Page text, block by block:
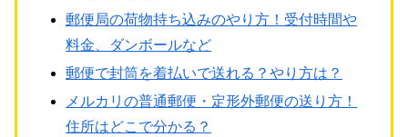
郵便局の荷物持ち込みのやり方！受付時間や
料金、ダンボールなど
郵便で封筒を着払いで送れる？やり方は？
メルカリの普通郵便・定形外郵便の送り方！
住所はどこで分かる？